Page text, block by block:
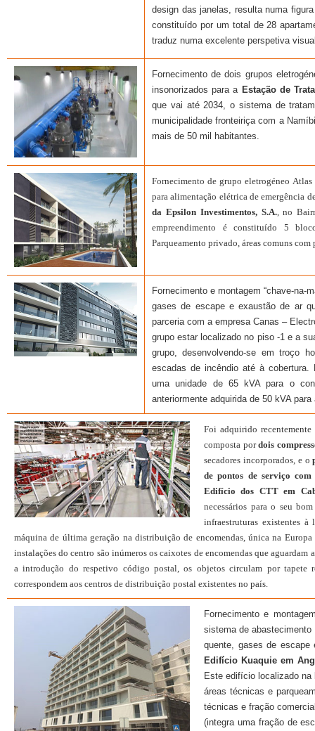
design das janelas, resulta numa
constituído por um total de 28
traduz numa excelente perspetiva
Fornecimento de dois grupos
insonorizados para a Estação de
que vai até 2034, o sistema de
municipalidade fronteiriça com a
mais de 50 mil habitantes.
Fornecimento de grupo eletrogéneo
para alimentação elétrica de emergência
da Epsilon Investimentos, S.A., no
empreendimento é constituído 5
Parqueamento privado, áreas comuns
Fornecimento e montagem “chave-na-
gases de escape e exaustão de ar
parceria com a empresa Canas –
grupo estar localizado no piso -1 e a
grupo, desenvolvendo-se em troço
escadas de incêndio até à cobertura.
uma unidade de 65 kVA para o
anteriormente adquirida de 50 kVA
Foi adquirido
composta pordois
secadores incorporados, e o
de pontos de serviço
Edifício dos CTT em
necessários para o seu
infraestruturas existentes à
máquina de última geração na distribuição de encomendas, única na
instalações do centro são inúmeros os caixotes de encomendas que
a introdução do respetivo código postal, os objetos circulam por
correspondem aos centros de distribuição postal existentes no país.
Fornecimento e
sistema de
quente, gases de escape
Edifício Kuaquie em
Este edifício localizado
áreas técnicas e
técnicas e fração
(integra uma fração de